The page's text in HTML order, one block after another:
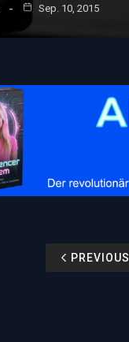
Sep. 10, 2015
PREVIOUS